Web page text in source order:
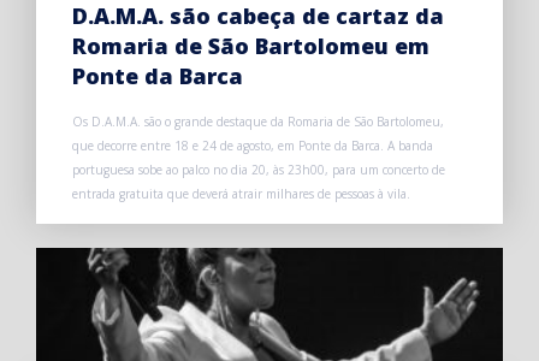
D.A.M.A. são cabeça de cartaz da
Romaria de São Bartolomeu em
Ponte da Barca
Os D.A.M.A. são o grande destaque da Romaria de São Bartolomeu,
que decorre entre 18 e 24 de agosto, em Ponte da Barca. A banda
portuguesa sobe ao palco no dia 20, às 23h00, para um concerto de
entrada gratuita que deverá atrair milhares de pessoas à vila.